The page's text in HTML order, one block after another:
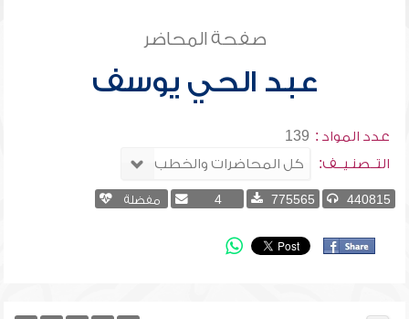
صفحة المحاضر
عبد الحي يوسف
عدد المواد : 139
التــصنـيــف:
440815
775565
4 مفضلة